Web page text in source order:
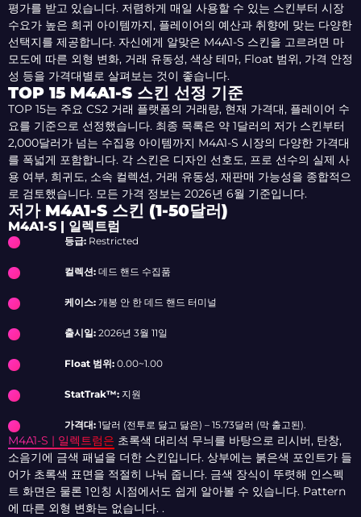
평가를 받고 있습니다. 저렴하게 매일 사용할 수 있는 스킨부터 시장
수요가 높은 희귀 아이템까지, 플레이어의 예산과 취향에 맞는 다양한
선택지를 제공합니다. 자신에게 알맞은 M4A1-S 스킨을 고르려면 마
모도에 따른 외형 변화, 거래 유동성, 색상 테마, Float 범위, 가격 안정
성 등을 가격대별로 살펴보는 것이 좋습니다.
TOP 15 M4A1-S 스킨 선정 기준
TOP 15는 주요 CS2 거래 플랫폼의 거래량, 현재 가격대, 플레이어 수
요를 기준으로 선정했습니다. 최종 목록은 약 1달러의 저가 스킨부터
2,000달러가 넘는 수집용 아이템까지 M4A1-S 시장의 다양한 가격대
를 폭넓게 포함합니다. 각 스킨은 디자인 선호도, 프로 선수의 실제 사
용 여부, 희귀도, 소속 컬렉션, 거래 유동성, 재판매 가능성을 종합적으
로 검토했습니다. 모든 가격 정보는 2026년 6월 기준입니다.
저가 M4A1-S 스킨 (1-50달러)
M4A1-S | 일렉트럼
등급: Restricted
컬렉션: 데드 핸드 수집품
케이스: 개봉 안 한 데드 핸드 터미널
출시일: 2026년 3월 11일
Float 범위: 0.00~1.00
StatTrak™: 지원
가격대: 1달러 (전투로 닳고 닳은) – 15.73달러 (막 출고된).
M4A1-S | 일렉트럼은 초록색 대리석 무늬를 바탕으로 리시버, 탄창,
소음기에 금색 패널을 더한 스킨입니다. 상부에는 붉은색 포인트가 들
어가 초록색 표면을 적절히 나눠 줍니다. 금색 장식이 뚜렷해 인스펙
트 화면은 물론 1인칭 시점에서도 쉽게 알아볼 수 있습니다. Pattern
에 따른 외형 변화는 없습니다. .